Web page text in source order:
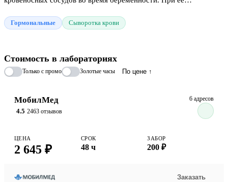
стабильно повышается. Определение концентрации белка
системы.
Гормональные Сыворотка крови
Стоимость в лабораториях
Только с промо Золотые часы По цене ↑
МобилМед
4.5 2463 отзывов
6 адресов
ЦЕНА
2 645 ₽
СРОК
48 ч
ЗАБОР
200 ₽
Заказать